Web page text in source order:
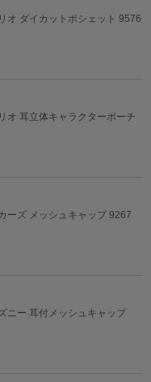
オ ダイカットポシェット 9576
オ 耳立体キャラクターポーチ
ーズ メッシュキャップ 9267
ニー 耳付メッシュキャップ